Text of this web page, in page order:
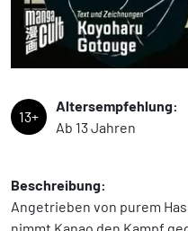
13+
Altersempfehlung:
Ab 13 Jahren
Beschreibung:
Angetrieben von purem